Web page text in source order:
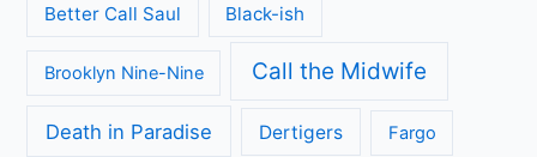
Better Call Saul Black-ish
Brooklyn Nine-Nine Call the Midwife
Death in Paradise Dertigers Fargo